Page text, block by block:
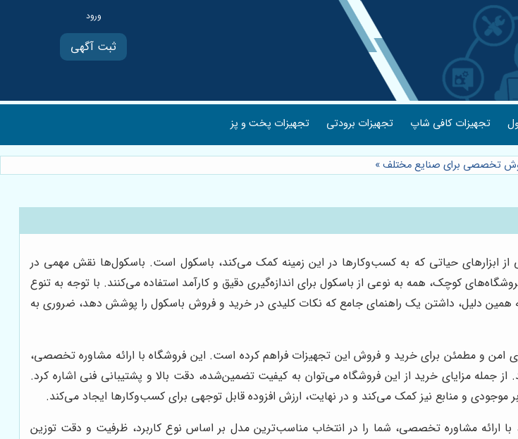
ثبت آگهی
تجهیزات کافی شاپ تجهیزات برودتی تجهیزات پخت و پز
تخصصی برای صنایع مختلف»
ابزارهای حیاتی که به کسب‌وکارها در این زمینه کمک می‌کند، باسکول است. باسکول‌ها نقش مهمی در
کوچک، همه به نوعی از باسکول برای اندازه‌گیری دقیق و کارآمد استفاده می‌کنند. با توجه به تنوع
همین دلیل، داشتن یک راهنمای جامع که نکات کلیدی در خرید و فروش باسکول را پوشش دهد، ضروری به
امن و مطمئن برای خرید و فروش این تجهیزات فراهم کرده است. این فروشگاه با ارائه مشاوره تخصصی،
جمله مزایای خرید از این فروشگاه می‌توان به کیفیت تضمین‌شده، دقت بالا و پشتیبانی فنی اشاره کرد.
و منابع نیز کمک می‌کند و در نهایت، ارزش افزوده قابل توجهی برای کسب‌وکارها ایجاد می‌کند.
ارائه مشاوره تخصصی، شما را در انتخاب مناسب‌ترین مدل بر اساس نوع کاربرد، ظرفیت و دقت توزین